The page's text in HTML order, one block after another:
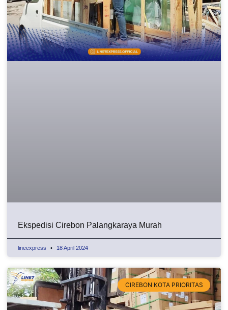
Ekspedisi Cirebon Palangkaraya Murah
lineexpress 18 April 2024
CIREBON KOTA PRIORITAS